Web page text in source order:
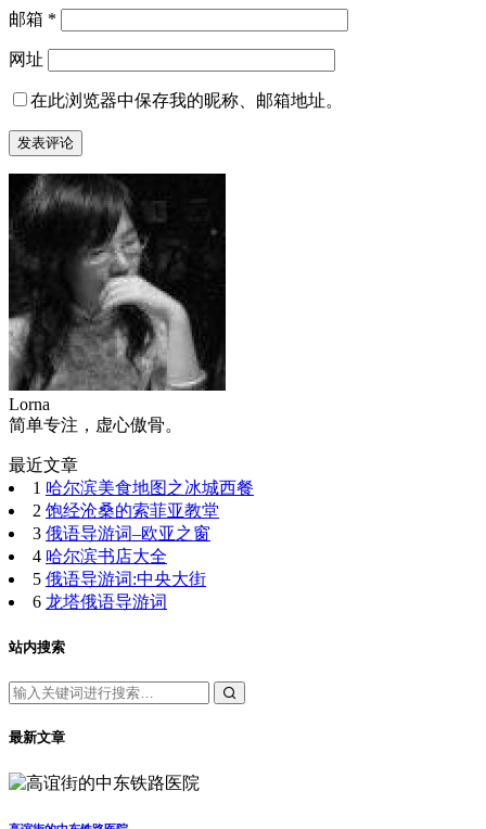
邮箱 *
网址
在此浏览器中保存我的昵称、邮箱地址。
Lorna
简单专注，虚心傲骨。
最近文章
1 哈尔滨美食地图之冰城西餐
2 饱经沧桑的索菲亚教堂
3 俄语导游词–欧亚之窗
4 哈尔滨书店大全
5 俄语导游词:中央大街
6 龙塔俄语导游词
站内搜索
最新文章